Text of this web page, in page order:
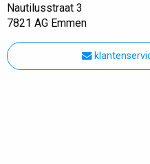
Nautilusstraat 3
7821 AG Emmen